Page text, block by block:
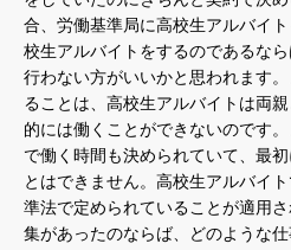
合、労働基準局に高校生アルバイ
校生アルバイトをするのであるな
行わない方がいいかと思われます
ることは、高校生アルバイトは両
的には働くことができないのです
で働く時間も決められていて、最
とはできません。高校生アルバイ
準法で定められていることが適用
集があったのならば、どのような